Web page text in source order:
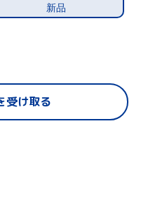
新品
受け取る